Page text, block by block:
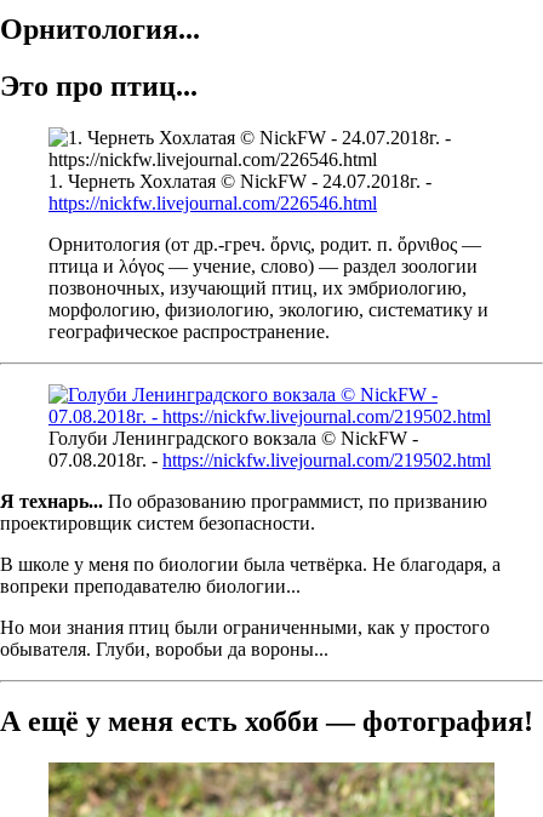
Орнитология...
Это про птиц...
1. Чернеть Хохлатая © NickFW - 24.07.2018г. -
https://nickfw.livejournal.com/226546.html
Орнитология (от др.-греч. ὄρνις, родит. п. ὄρνιθος —
птица и λόγος — учение, слово) — раздел зоологии
позвоночных, изучающий птиц, их эмбриологию,
морфологию, физиологию, экологию, систематику и
географическое распространение.
Голуби Ленинградского вокзала © NickFW -
07.08.2018г. - https://nickfw.livejournal.com/219502.html
Я технарь... По образованию программист, по призванию
проектировщик систем безопасности.
В школе у меня по биологии была четвёрка. Не благодаря, а
вопреки преподавателю биологии...
Но мои знания птиц были ограниченными, как у простого
обывателя. Глуби, воробьи да вороны...
А ещё у меня есть хобби — фотография!